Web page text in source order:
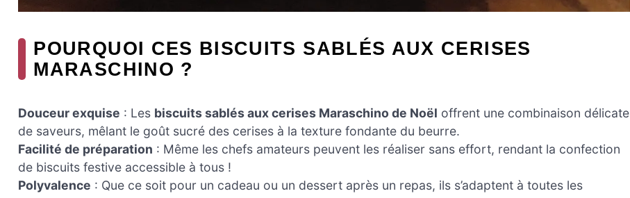
POURQUOI CES BISCUITS SABLÉS AUX CERISES
MARASCHINO ?
Douceur exquise : Les biscuits sablés aux cerises Maraschino de Noël offrent une combinaison délicate
de saveurs, mêlant le goût sucré des cerises à la texture fondante du beurre.
Facilité de préparation : Même les chefs amateurs peuvent les réaliser sans effort, rendant la confection
de biscuits festive accessible à tous !
Polyvalence : Que ce soit pour un cadeau ou un dessert après un repas, ils s’adaptent à toutes les